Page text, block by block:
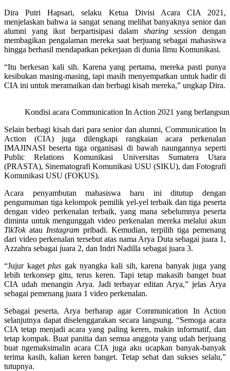
Dira Putri Hapsari, selaku Ketua Divisi Acara CIA 2021,
menjelaskan bahwa ia sangat senang melihat banyaknya senior dan
alumni yang ikut berpartisipasi dalam sharing session dengan
membagikan pengalaman mereka saat berjuang sebagai mahasiswa
hingga berhasil mendapatkan pekerjaan di dunia Ilmu Komunikasi.
“Itu berkesan kali sih. Karena yang pertama, mereka pasti punya
kesibukan masing-masing, tapi masih menyempatkan untuk hadir di
CIA ini untuk meramaikan dan berbagi kisah mereka,” ungkap Dira.
Kondisi acara Communication In Action 2021 yang
Selain berbagi kisah dari para senior dan alumni, Communication In
Action (CIA) juga dilengkapi rangkaian acara perkenalan
IMAJINASI beserta tiga organisasi di bawah naungannya seperti
Public Relations Komunikasi Universitas Sumatera Utara
(PRASTA), Sinematografi Komunikasi USU (SIKU), dan Fotografi
Komunikasi USU (FOKUS).
Acara penyambutan mahasiswa baru ini ditutup dengan
pengumuman tiga kelompok pemilik yel-yel terbaik dan tiga peserta
dengan video perkenalan terbaik, yang mana sebelumnya peserta
diminta untuk mengunggah video perkenalan mereka melalui akun
TikTok atau Instagram pribadi. Kemudian, terpilih tiga pemenang
dari video perkenalan tersebut atas nama Arya Duta sebagai juara 1,
Azzahra sebagai juara 2, dan Indri Nadilla sebagai juara 3.
“Jujur kagetplus gak nyangka kali sih, karena banyak juga yang
lebih terkonsep gitu, terus keren. Tapi tetap makasih banget buat
CIA udah menangin Arya. Jadi terbayar editan Arya,” jelas Arya
sebagai pemenang juara 1 video perkenalan.
Sebagai peserta, Arya berharap agar Communication In Action
selanjutnya dapat diselenggarakan secara langsung. “Semoga acara
CIA tetap menjadi acara yang paling keren, makin informatif, dan
tetap kompak. Buat panitia dan semua anggota yang udah berjuang
buat ngemaksimalin acara CIA juga aku ucapkan banyak-banyak
terima kasih, kalian keren banget. Tetap sehat dan sukses selalu,”
tutupnya.